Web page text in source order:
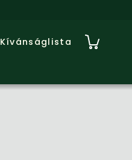
Kívánságlista